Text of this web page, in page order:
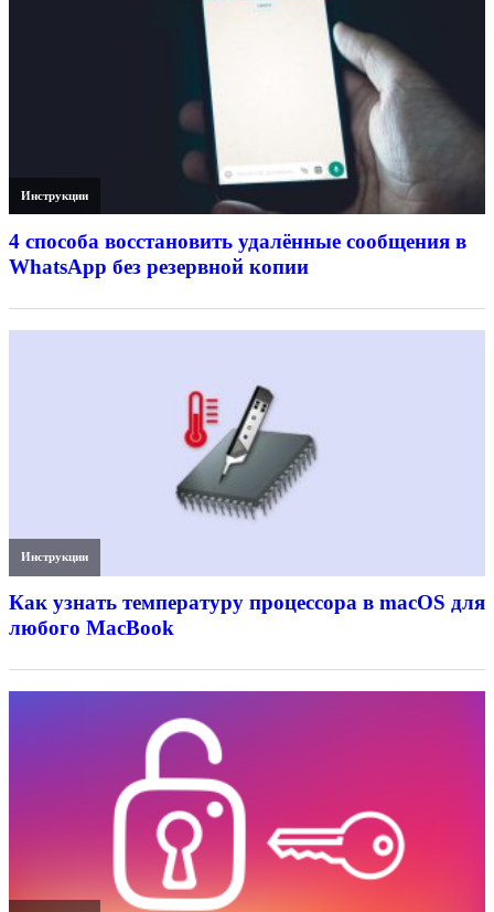
Инструкции
4 способа восстановить удалённые сообщения в
WhatsApp без резервной копии
Инструкции
Как узнать температуру процессора в macOS для
любого MacBook